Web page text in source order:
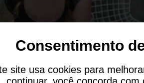
Consentimento
site usa cookies para
continuar, você concorda com